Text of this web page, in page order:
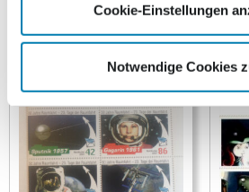
Cookie-Einstellungen
Notwendige Cookies
Ähnliche